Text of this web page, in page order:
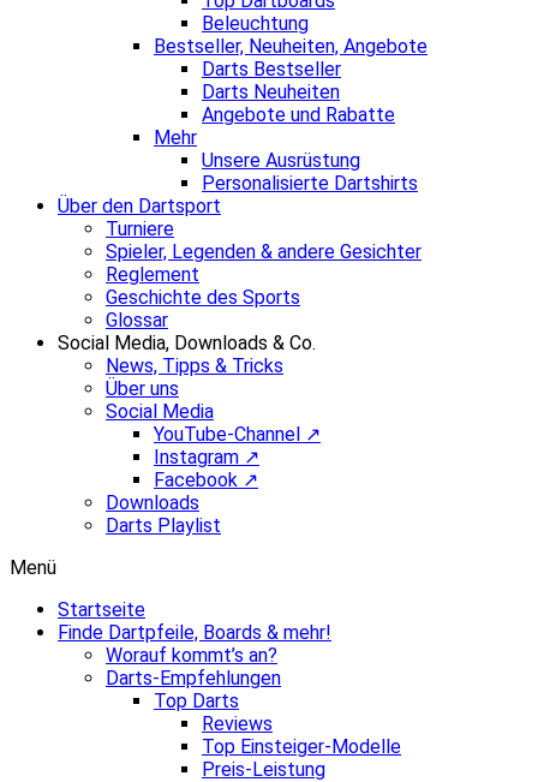
Beleuchtung
Bestseller, Neuheiten, Angebote
Darts Bestseller
Darts Neuheiten
Angebote und Rabatte
Mehr
Unsere Ausrüstung
Personalisierte Dartshirts
Über den Dartsport
Turniere
Spieler, Legenden & andere Gesichter
Reglement
Geschichte des Sports
Glossar
Social Media, Downloads & Co.
News, Tipps & Tricks
Über uns
Social Media
YouTube-Channel ↗
Instagram ↗
Facebook ↗
Downloads
Darts Playlist
Menü
Startseite
Finde Dartpfeile, Boards & mehr!
Worauf kommt’s an?
Darts-Empfehlungen
Top Darts
Reviews
Top Einsteiger-Modelle
Preis-Leistung